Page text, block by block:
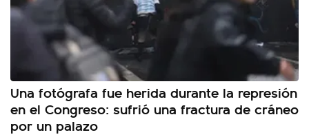
Una fotógrafa fue herida durante la represión
en el Congreso: sufrió una fractura de cráneo
por un palazo